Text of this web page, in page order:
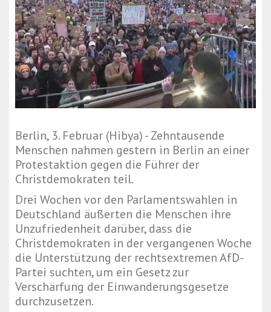
Berlin, 3. Februar (Hibya) - Zehntausende
Menschen nahmen gestern in Berlin an einer
Protestaktion gegen die Führer der
Christdemokraten teil.
Drei Wochen vor den Parlamentswahlen in
Deutschland äußerten die Menschen ihre
Unzufriedenheit darüber, dass die
Christdemokraten in der vergangenen Woche
die Unterstützung der rechtsextremen AfD-
Partei suchten, um ein Gesetz zur
Verschärfung der Einwanderungsgesetze
durchzusetzen.